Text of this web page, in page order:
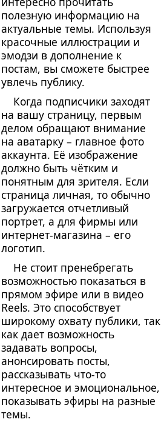
полезную информацию на
актуальные темы. Используя
красочные иллюстрации и
эмодзи в дополнение к
постам, вы сможете быстрее
увлечь публику.
Когда подписчики заходят
на вашу страницу, первым
делом обращают внимание
на аватарку – главное фото
аккаунта. Её изображение
должно быть чётким и
понятным для зрителя. Если
страница личная, то обычно
загружается отчетливый
портрет, а для фирмы или
интернет-магазина – его
логотип.
Не стоит пренебрегать
возможностью показаться в
прямом эфире или в видео
Reels. Это способствует
широкому охвату публики, так
как дает возможность
задавать вопросы,
анонсировать посты,
рассказывать что-то
интересное и эмоциональное,
показывать эфиры на разные
темы.